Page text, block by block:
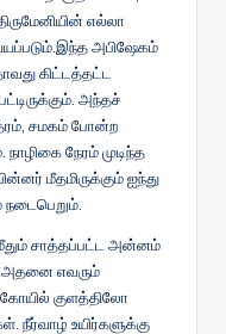
எல்லா
அபிஷேகம்
கிட்டத்தட்ட
அந்தச்
சமகம் போன்ற
நேரம் முடிந்த
மீதமிருக்கும் ஐந்து
சாத்தப்பட்ட அன்னம்
அதனை எவரும்
குளத்திலோ
உயிர்களுக்கு